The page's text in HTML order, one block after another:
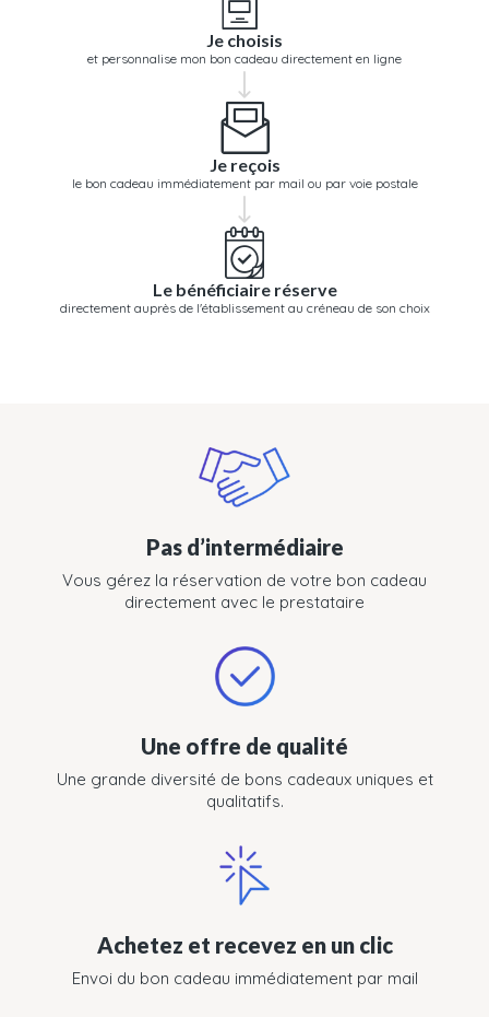
Je choisis
et personnalise mon bon cadeau directement en ligne
Je reçois
le bon cadeau immédiatement par mail ou par voie postale
Le bénéficiaire réserve
directement auprès de l'établissement au créneau de son choix
Pas d’intermédiaire
Vous gérez la réservation de votre bon cadeau
directement avec le prestataire
Une offre de qualité
Une grande diversité de bons cadeaux uniques et
qualitatifs.
Achetez et recevez en un clic
Envoi du bon cadeau immédiatement par mail